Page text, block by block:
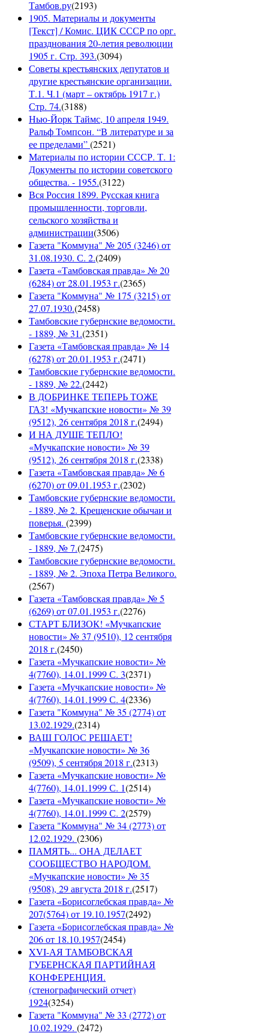
Тамбов.ру(2193)
1905. Материалы и документы
[Текст] / Комис. ЦИК СССР по орг.
празднования 20-летия революции
1905 г. Стр. 393.(3094)
Советы крестьянских депутатов и
другие крестьянские организации.
Т.1. Ч.1 (март – октябрь 1917 г.)
Стр. 74.(3188)
Нью-Йорк Таймс, 10 апреля 1949.
Ральф Томпсон. “В литературе и за
ее пределами”(2521)
Материалы по истории СССР. Т. 1:
Документы по истории советского
общества. - 1955.(3122)
Вся Россия 1899. Русская книга
промышленности, торговли,
сельского хозяйства и
администрации(3506)
Газета "Коммуна" № 205 (3246) от
31.08.1930. С. 2.(2409)
Газета «Тамбовская правда» № 20
(6284) от 28.01.1953 г.(2365)
Газета "Коммуна" № 175 (3215) от
27.07.1930.(2458)
Тамбовские губернские ведомости.
- 1889, № 31.(2351)
Газета «Тамбовская правда» № 14
(6278) от 20.01.1953 г.(2471)
Тамбовские губернские ведомости.
- 1889, № 22.(2442)
В ДОБРИНКЕ ТЕПЕРЬ ТОЖЕ
ГАЗ! «Мучкапские новости» № 39
(9512), 26 сентября 2018 г.(2494)
И НА ДУШЕ ТЕПЛО!
«Мучкапские новости» № 39
(9512), 26 сентября 2018 г.(2338)
Газета «Тамбовская правда» № 6
(6270) от 09.01.1953 г.(2302)
Тамбовские губернские ведомости.
- 1889, № 2. Крещенские обычаи и
поверья. (2399)
Тамбовские губернские ведомости.
- 1889, № 7.(2475)
Тамбовские губернские ведомости.
- 1889, № 2. Эпоха Петра Великого.
(2567)
Газета «Тамбовская правда» № 5
(6269) от 07.01.1953 г.(2276)
СТАРТ БЛИЗОК! «Мучкапские
новости» № 37 (9510), 12 сентября
2018 г.(2450)
Газета «Мучкапские новости» №
4(7760), 14.01.1999 С. 3(2371)
Газета «Мучкапские новости» №
4(7760), 14.01.1999 С. 4(2336)
Газета "Коммуна" № 35 (2774) от
13.02.1929.(2314)
ВАШ ГОЛОС РЕШАЕТ!
«Мучкапские новости» № 36
(9509), 5 сентября 2018 г.(2313)
Газета «Мучкапские новости» №
4(7760), 14.01.1999 С. 1(2514)
Газета «Мучкапские новости» №
4(7760), 14.01.1999 С. 2(2579)
Газета "Коммуна" № 34 (2773) от
12.02.1929. (2306)
ПАМЯТЬ... ОНА ДЕЛАЕТ
СООБЩЕСТВО НАРОДОМ.
«Мучкапские новости» № 35
(9508), 29 августа 2018 г.(2517)
Газета «Борисоглебская правда» №
207(5764) от 19.10.1957(2492)
Газета «Борисоглебская правда» №
206 от 18.10.1957(2454)
XVI-АЯ ТАМБОВСКАЯ
ГУБЕРНСКАЯ ПАРТИЙНАЯ
КОНФЕРЕНЦИЯ.
(стенографический отчет)
1924(3254)
Газета "Коммуна" № 33 (2772) от
10.02.1929. (2472)